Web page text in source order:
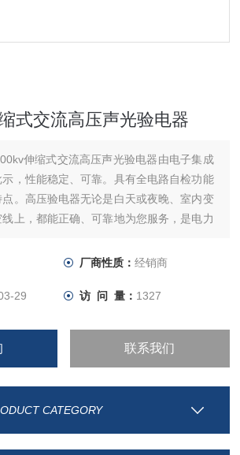
式交流高压声光验电器
伸缩式交流高压声光验电器由电子集成
，性能稳定、可靠。具有全电路自检功能
。高压验电器无论是白天或夜晚、室内变
上，都能正确、可靠地为您服务，是电力
厂商性质： 经销商
29 访 问 量： 1327
联系我们
CATEGORY